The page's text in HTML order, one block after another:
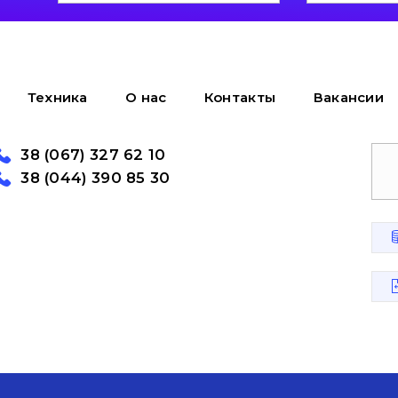
Техника О нас Контакты Вакансии
38 (067) 327 62 10
38 (044) 390 85 30